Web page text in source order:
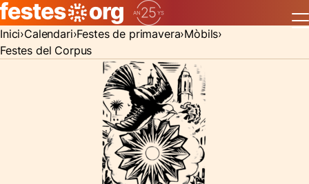
Inici Calendari Festes de primavera Mòbils
Festes del Corpus